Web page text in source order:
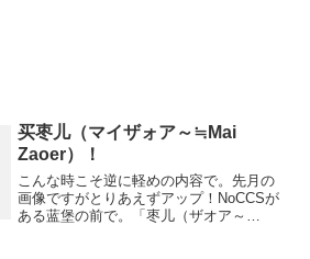
买枣儿（マイザォア～≒Mai
Zaoer）！
こんな時こそ逆に軽めの内容で。先月の
画像ですがとりあえずアップ！NoCCSが
ある蓝堡の前で。「枣儿（ザオア～